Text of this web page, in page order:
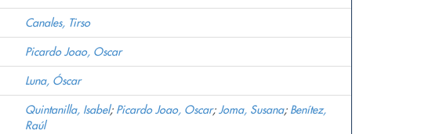
Canales, Tirso
Picardo Joao, Oscar
Luna, Óscar
Quintanilla, Isabel; Picardo Joao, Oscar;Joma, Susana; Benítez,
Raúl